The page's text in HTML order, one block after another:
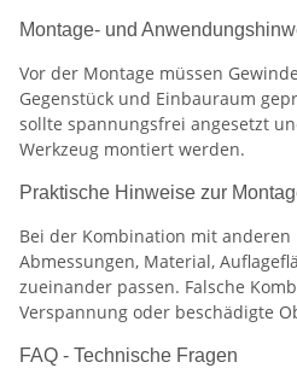
Montage- und
Vor der Montage müssen
Gegenstück und Einbauraum
sollte spannungsfrei angesetzt
Werkzeug montiert werden.
Praktische Hinweise zur
Bei der Kombination mit anderen
Abmessungen, Material,
zueinander passen. Falsche
Verspannung oder beschädigte
FAQ - Technische Fragen